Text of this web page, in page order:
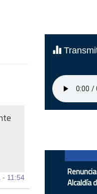
- 11:54
Alcaldía